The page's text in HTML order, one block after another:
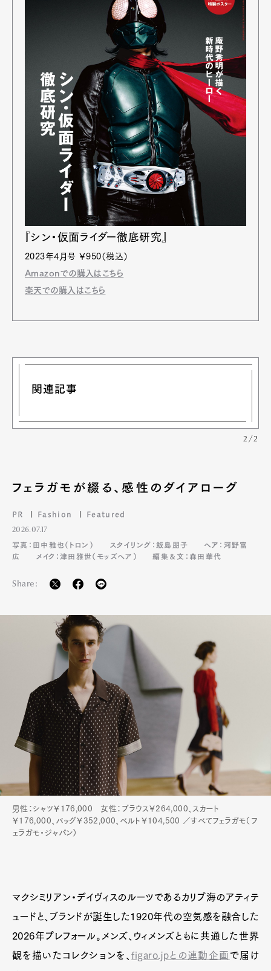
Official Columnist
『シン・仮面ライダー徹底研究』
2023年4月号 ￥950（税込）
Amazonでの購入はこちら
楽天での購入はこちら
関連記事
2/2
フェラガモが綴る、感性のダイアローグ
PR Fashion Featured
2026.07.17
写真：田中雅也（トロン）
スタイリング：飯島朋子
ヘア：河野富
広
メイク：津田雅世（モッズヘア） 編集＆文：森田華代
Share:
男性：シャツ￥176,000 女性：ブラウス￥264,000、スカート
￥176,000、バッグ￥352,000、ベルト￥104,500 ／すべてフェラガモ（フ
ェラガモ・ジャパン）
マクシミリアン・デイヴィスのルーツであるカリブ海のアティテ
ュードと、ブランドが誕生した1920年代の空気感を融合した
2026年プレフォール。メンズ、ウィメンズともに共通した世界
観を描いたコレクションを、figaro.jpとの連動企画 で届け